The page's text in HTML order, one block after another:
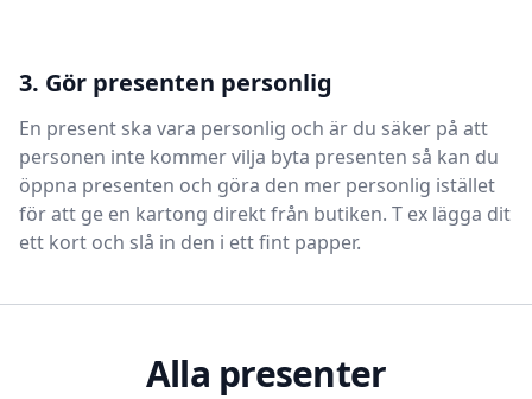
3. Gör presenten personlig
En present ska vara personlig och är du säker på att
personen inte kommer vilja byta presenten så kan du
öppna presenten och göra den mer personlig istället
för att ge en kartong direkt från butiken. T ex lägga dit
ett kort och slå in den i ett fint papper.
Alla presenter